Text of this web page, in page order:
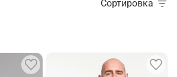
Сортировка